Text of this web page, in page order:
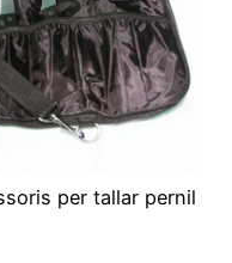
per tallar pernil